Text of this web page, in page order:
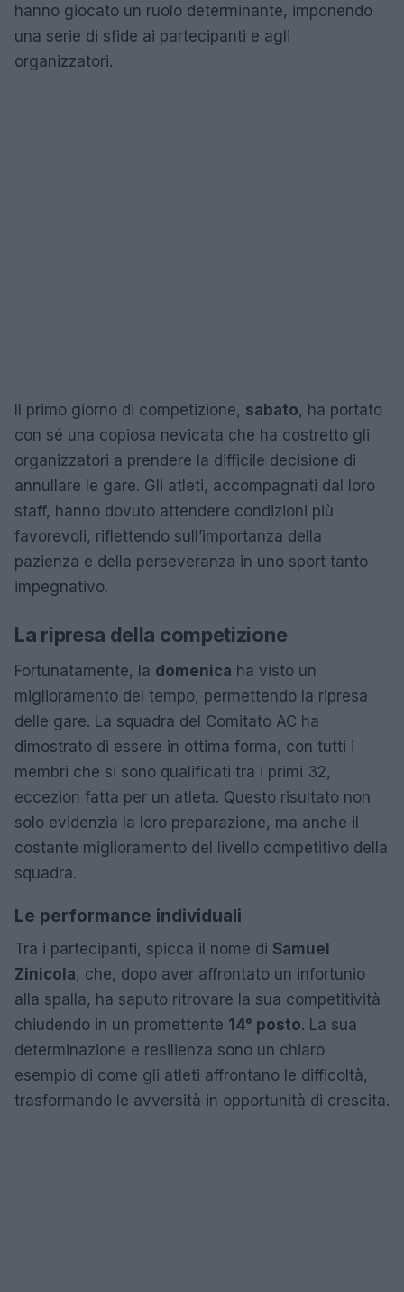
hanno giocato un ruolo determinante, imponendo
una serie di sfide ai partecipanti e agli
organizzatori.
Il primo giorno di competizione, sabato, ha portato
con sé una copiosa nevicata che ha costretto gli
organizzatori a prendere la difficile decisione di
annullare le gare. Gli atleti, accompagnati dal loro
staff, hanno dovuto attendere condizioni più
favorevoli, riflettendo sull’importanza della
pazienza e della perseveranza in uno sport tanto
impegnativo.
La ripresa della competizione
Fortunatamente, la domenica ha visto un
miglioramento del tempo, permettendo la ripresa
delle gare. La squadra del Comitato AC ha
dimostrato di essere in ottima forma, con tutti i
membri che si sono qualificati tra i primi 32,
eccezion fatta per un atleta. Questo risultato non
solo evidenzia la loro preparazione, ma anche il
costante miglioramento del livello competitivo della
squadra.
Le performance individuali
Tra i partecipanti, spicca il nome di Samuel
Zinicola, che, dopo aver affrontato un infortunio
alla spalla, ha saputo ritrovare la sua competitività
chiudendo in un promettente 14° posto. La sua
determinazione e resilienza sono un chiaro
esempio di come gli atleti affrontano le difficoltà,
trasformando le avversità in opportunità di crescita.